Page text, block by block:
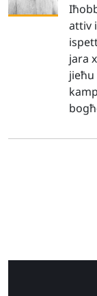
attiv
jara